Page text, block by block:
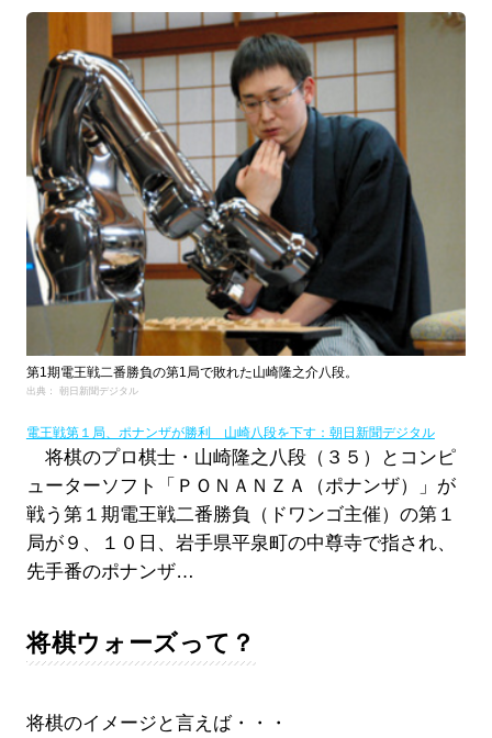
第1期電王戦二番勝負の第1局で敗れた山崎隆之介八段。
出典： 朝日新聞デジタル
電王戦第１局、ポナンザが勝利 山崎八段を下す：朝日新聞デジタル
将棋のプロ棋士・山崎隆之八段（３５）とコンピ
ューターソフト「ＰＯＮＡＮＺＡ（ポナンザ）」が
戦う第１期電王戦二番勝負（ドワンゴ主催）の第１
局が９、１０日、岩手県平泉町の中尊寺で指され、
先手番のポナンザ…
将棋ウォーズって？
将棋のイメージと言えば・・・